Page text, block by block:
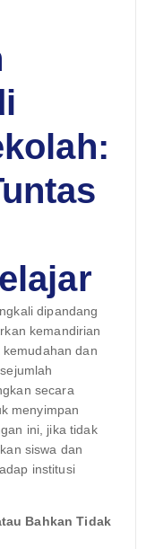
dipandang
kemandirian
dan
secara
menyimpan
ini, jika tidak
siswa dan
institusi
Bahkan Tidak